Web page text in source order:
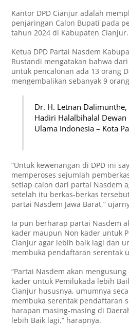
Kantor DPD Cianjur adalah
penjaringan Calon Bupati pada
tahun 2024 di Kabupaten Cianjur.
Ketua DPD Partai Nasdem
Rustandi mengatakan bahwa
untuk pencalonan ada 13 orang
mengembalikan sebanyak 9
Dr. H. Letnan Dalimunthe,
Hadiri Halalbihalal
Ulama Indonesia – Kota
“Untuk kewenangan di DPD ini
memperoses sejumlah
setiap calon dari partai Nasdem
setelah itu berkas-berkas
partai Nasdem Jawa Barat,”
Ia pun berharap partai Nasdem
kader maupun Non kader untuk
Cianjur agar lebih baik lagi dan
membuka pendaftaran serentak
“Partai Nasdem akan
kader untuk Pemilukada lebih
Cianjur hususnya, umumnya
membuka serentak pendaftaran
harapan masing-masing di
lebih Baik lagi,” harapnya.